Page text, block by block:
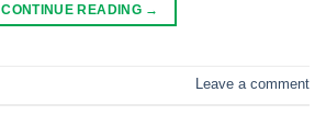
CONTINUE READING →
Leave a comment